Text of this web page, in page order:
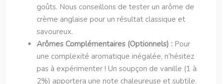
goûts. Nous conseillons de tester un arôme de
crème anglaise pour un résultat classique et
savoureux.
Arômes Complémentaires (Optionnels) : Pour
une complexité aromatique inégalée, n’hésitez
pas à expérimenter ! Un soupçon de vanille (1 à
2%) apportera une note chaleureuse et subtile.